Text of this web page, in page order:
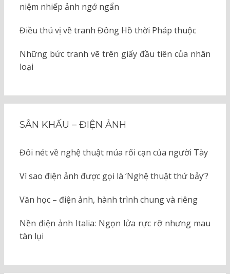
niệm nhiếp ảnh ngớ ngẩn
Điều thú vị về tranh Đông Hồ thời Pháp thuộc
Những bức tranh vẽ trên giấy đầu tiên của nhân
loại
SÂN KHẤU – ĐIỆN ẢNH
Đôi nét về nghệ thuật múa rối cạn của người Tày
Vì sao điện ảnh được gọi là ‘Nghệ thuật thứ bảy’?
Văn học – điện ảnh, hành trình chung và riêng
Nền điện ảnh Italia: Ngọn lửa rực rỡ nhưng mau
tàn lụi